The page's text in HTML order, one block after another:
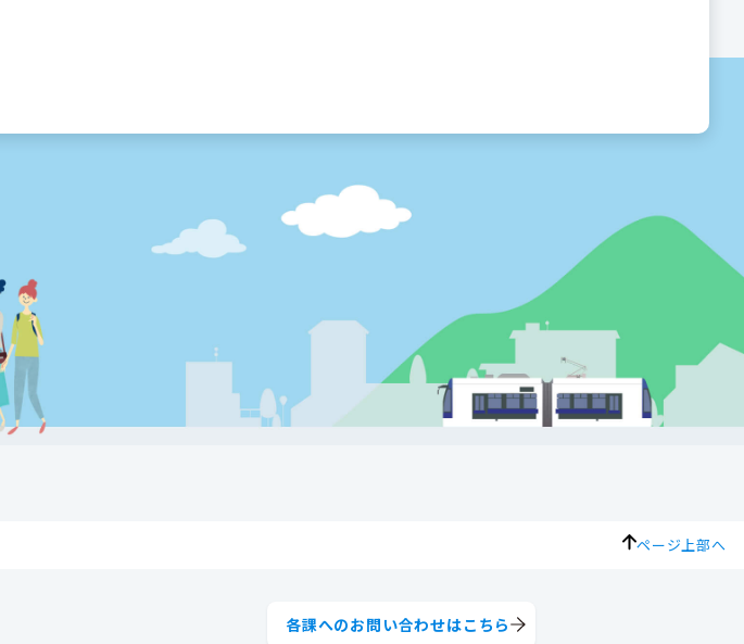
ページ上部へ
各課へのお問い合わせはこちら